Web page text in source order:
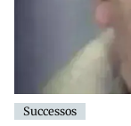
Successos